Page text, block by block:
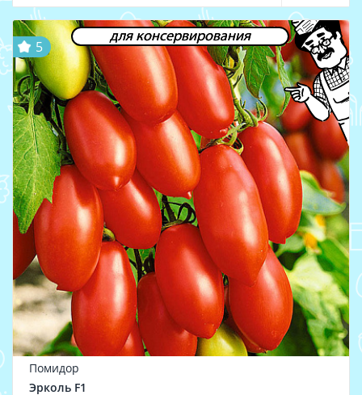
для консервирования
5
Помидор
Эрколь F1